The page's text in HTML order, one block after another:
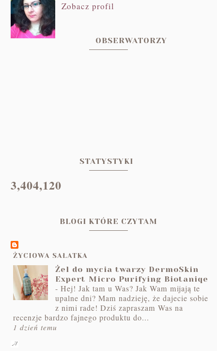
Zobacz profil
OBSERWATORZY
STATYSTYKI
3,404,120
BLOGI KTÓRE CZYTAM
ŻYCIOWA SAŁATKA
Żel do mycia twarzy DermoSkin
Expert Micro Purifying Biotaniqe
-Hej! Jak tam u Was? Jak Wam mijają te
upalne dni? Mam nadzieję, że dajecie sobie
z nimi rade! Dziś zapraszam Was na
recenzje bardzo fajnego produktu do...
1 dzień temu